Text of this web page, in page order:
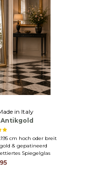
in Italy
cm hoch oder breit
& gepatineerd
Spiegelglas